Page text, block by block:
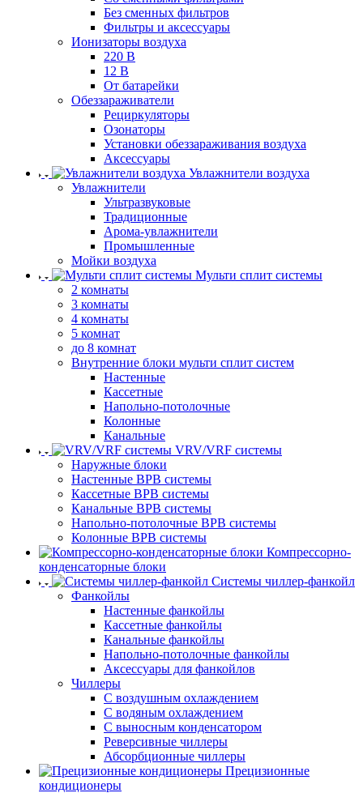
Без сменных фильтров
Фильтры и аксессуары
Ионизаторы воздуха
220 В
12 В
От батарейки
Обеззараживатели
Рециркуляторы
Озонаторы
Установки обеззараживания воздуха
Аксессуары
Увлажнители воздуха
Увлажнители
Ультразвуковые
Традиционные
Арома-увлажнители
Промышленные
Мойки воздуха
Мульти сплит системы
2 комнаты
3 комнаты
4 комнаты
5 комнат
до 8 комнат
Внутренние блоки мульти сплит систем
Настенные
Кассетные
Напольно-потолочные
Колонные
Канальные
VRV/VRF системы
Наружные блоки
Настенные ВРВ системы
Кассетные ВРВ системы
Канальные ВРВ системы
Напольно-потолочные ВРВ системы
Колонные ВРВ системы
Компрессорно-
конденсаторные блоки
Системы чиллер-фанкойл
Фанкойлы
Настенные фанкойлы
Кассетные фанкойлы
Канальные фанкойлы
Напольно-потолочные фанкойлы
Аксессуары для фанкойлов
Чиллеры
С воздушным охлаждением
С водяным охлаждением
С выносным конденсатором
Реверсивные чиллеры
Абсорбционные чиллеры
Прецизионные
кондиционеры